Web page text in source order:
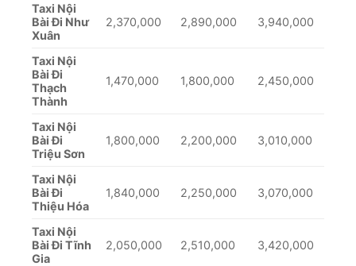
Taxi Nội
Bài Đi Như
Xuân
2,370,000 2,890,000 3,940,000
Taxi Nội
Bài Đi
Thạch
Thành
1,470,000 1,800,000 2,450,000
Taxi Nội
Bài Đi
Triệu Sơn
1,800,000 2,200,000 3,010,000
Taxi Nội
Bài Đi
Thiệu Hóa
1,840,000 2,250,000 3,070,000
Taxi Nội
Bài Đi Tĩnh
Gia
2,050,000 2,510,000 3,420,000